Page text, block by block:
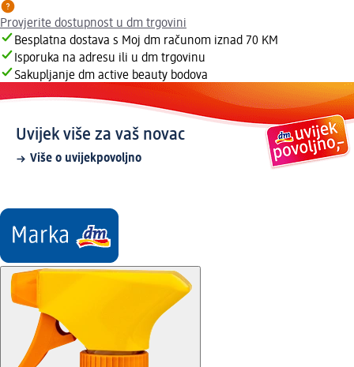
Provjerite dostupnost u dm trgovini
Besplatna dostava s Moj dm računom iznad 70 KM
Isporuka na adresu ili u dm trgovinu
Sakupljanje dm active beauty bodova
Uvijek više za vaš novac
Više o uvijekpovoljno